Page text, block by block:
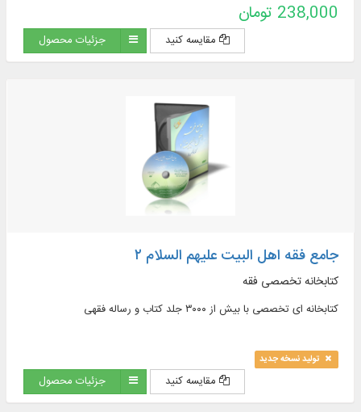
narrative sources of jurisprudence, supplications and
pilgrimages, practical inquiries and treatises, Hajj rituals and
newly introduced issues, contemporary jurisprudence...
238,000 تومان
مقایسه کنید جزئیات محصول
جامع فقه اهل البیت علیهم السلام ۲
کتابخانه تخصصی فقه
کتابخانه ای تخصصی با بیش از ۳۰۰۰ جلد کتاب و رساله فقهی
تولید نسخه جدید
مقایسه کنید جزئیات محصول